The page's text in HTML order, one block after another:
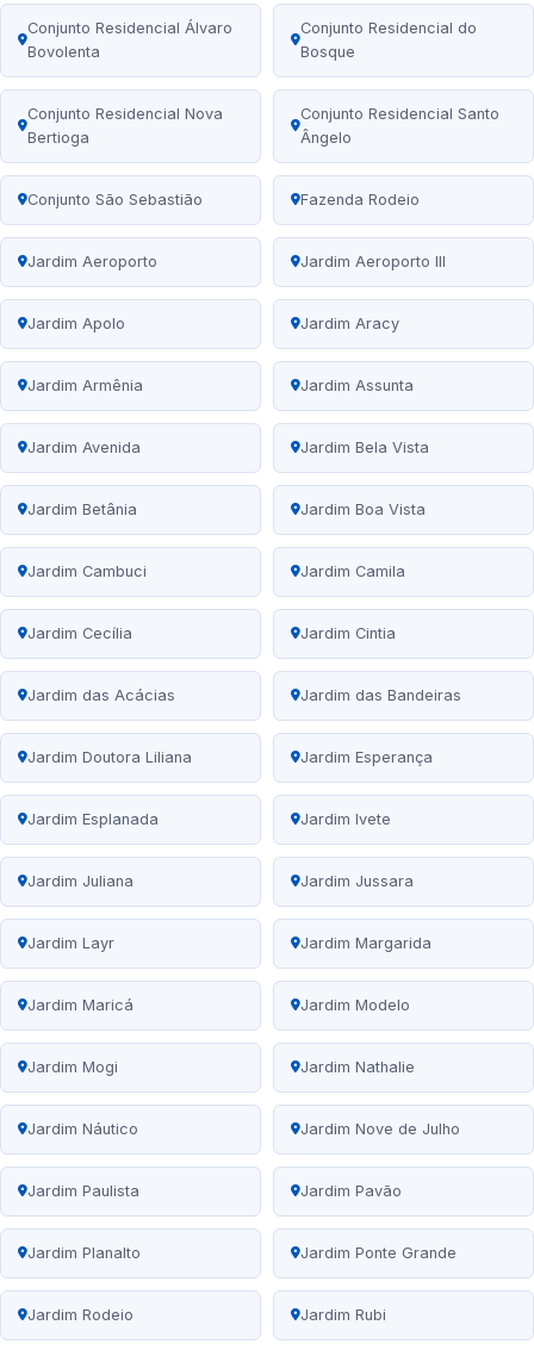
Conjunto Residencial Álvaro
Bovolenta
Conjunto Residencial do
Bosque
Conjunto Residencial Nova
Bertioga
Conjunto Residencial Santo
Ângelo
Conjunto São Sebastião Fazenda Rodeio
Jardim Aeroporto Jardim Aeroporto III
Jardim Apolo Jardim Aracy
Jardim Armênia Jardim Assunta
Jardim Avenida Jardim Bela Vista
Jardim Betânia Jardim Boa Vista
Jardim Cambuci Jardim Camila
Jardim Cecília Jardim Cintia
Jardim das Acácias Jardim das Bandeiras
Jardim Doutora Liliana Jardim Esperança
Jardim Esplanada Jardim Ivete
Jardim Juliana Jardim Jussara
Jardim Layr Jardim Margarida
Jardim Maricá Jardim Modelo
Jardim Mogi Jardim Nathalie
Jardim Náutico Jardim Nove de Julho
Jardim Paulista Jardim Pavão
Jardim Planalto Jardim Ponte Grande
Jardim Rodeio Jardim Rubi